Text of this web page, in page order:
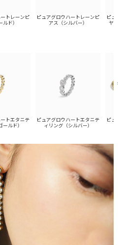
レーンピ
ド）
ピュアグロウハートレーンピ
アス（シルバー）
ピュ
ヤー
エタニテ
ルド）
ピュアグロウハートエタニテ
ィリング（シルバー）
ピュ